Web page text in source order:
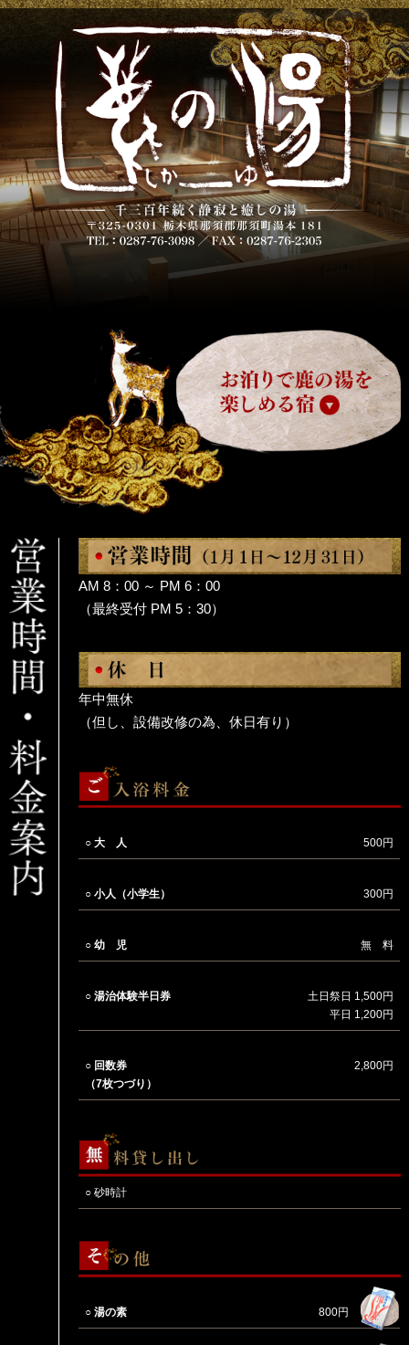
AM 8：00 ～ PM 6：00
（最終受付 PM 5：30）
年中無休
（但し、設備改修の為、休日有り）
○ 大 人 500円
○ 小人（小学生） 300円
○ 幼 児 無 料
○ 湯治体験半日券
土日祭日 1,500円
平日 1,200円
○ 回数券
（7枚つづり）
2,800円
○ 砂時計
○ 湯の素 800円